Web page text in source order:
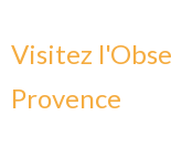
Visitez
Provence